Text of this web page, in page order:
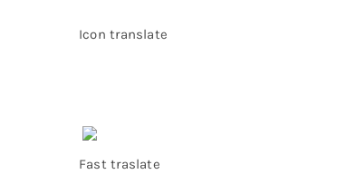
Icon translate
Fast traslate